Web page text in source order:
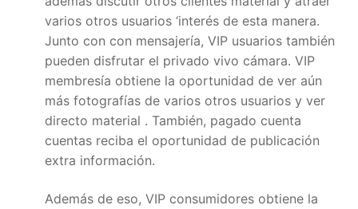
varios otros usuarios ‘interés de esta manera.
Junto con con mensajería, VIP usuarios también
pueden disfrutar el privado vivo cámara. VIP
membresía obtiene la oportunidad de ver aún
más fotografías de varios otros usuarios y ver
directo material . También, pagado cuenta
cuentas reciba el oportunidad de publicación
extra información.
Además de eso, VIP consumidores obtiene la